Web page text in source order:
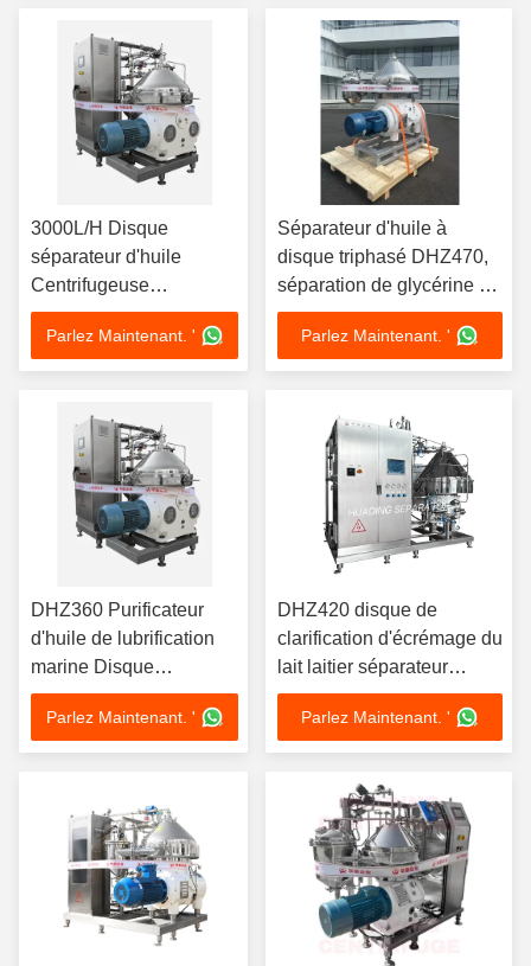
Déshydratation sous vide
Design de chariot mobile
3000L/H Disque
séparateur d'huile
Centrifugeuse
Hydraulique de
recyclage d'huile 5.5kW
Moteur 220V Portable
Parlez Maintenant. '
Séparateur d'huile à
disque triphasé DHZ470,
séparation de glycérine de
biodiesel, Piston
coulissant, décharge
automatique, moteur 37kw
Parlez Maintenant. '
DHZ360 Purificateur
d'huile de lubrification
marine Disque
séparateur d'huile
d'auto-nettoyage continu
Conformité IMO 15KW
Parlez Maintenant. '
DHZ420 disque de
clarification d'écrémage du
lait laitier séparateur
d'huile conception
hermétique Compatible
CIP 22KW qualité
alimentaire
Parlez Maintenant. '